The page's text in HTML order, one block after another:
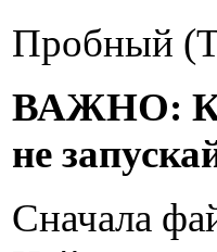
Пробный
ВАЖНО:
не
Сначала